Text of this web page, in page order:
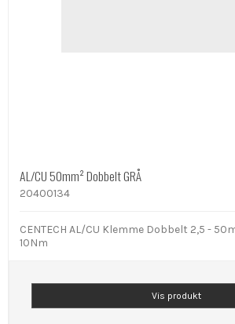
AL/CU 50mm² Dobbelt GRÅ
20400134
CENTECH AL/CU Klemme Dobbelt 2,5 -
10Nm
Vis produkt